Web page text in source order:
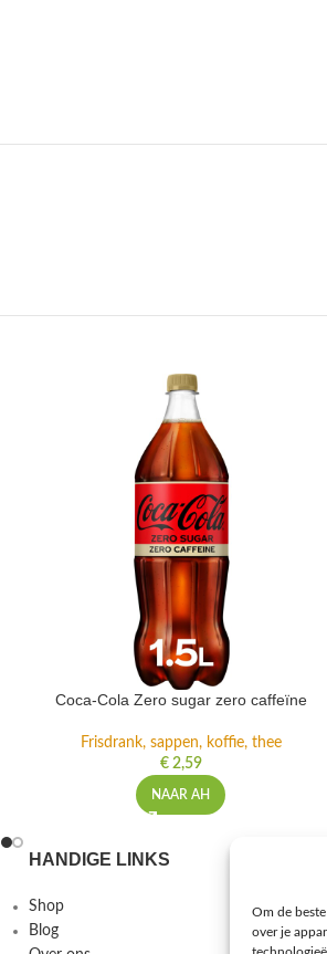
Om de
over je
Coca-Cola Zero sugar zero caffeïne
Frisdrank, sappen, koffie, thee
€2,59
NAAR AH
HANDIGE LINKS
Shop
Blog